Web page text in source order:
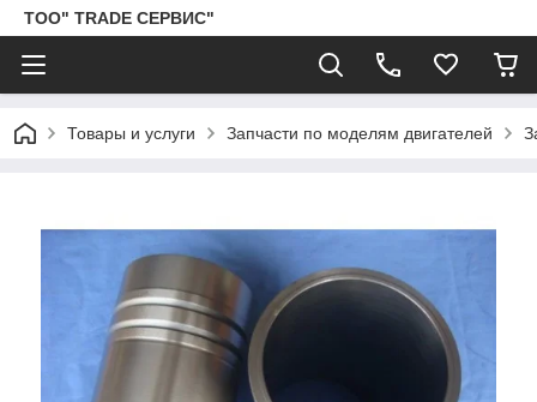
ТОО" TRADE СЕРВИС"
Товары и услуги Запчасти по моделям двигателей